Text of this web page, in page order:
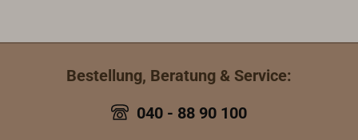
Bestellung, Beratung & Service:
040 - 88 90 100